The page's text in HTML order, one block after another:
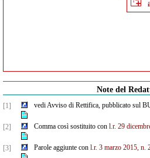
Note del
[1] vedi Avviso di Rettifica, pubblicato sul
[2] Comma così sostituito con l.r. 29
[3] Parole aggiunte con l.r. 3 marzo 2015, n.